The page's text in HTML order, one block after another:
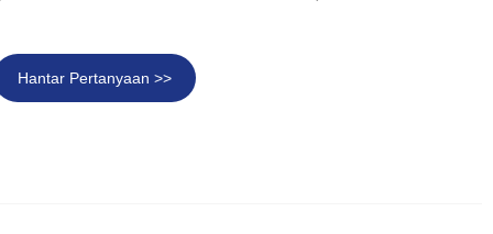
Hantar Pertanyaan >>